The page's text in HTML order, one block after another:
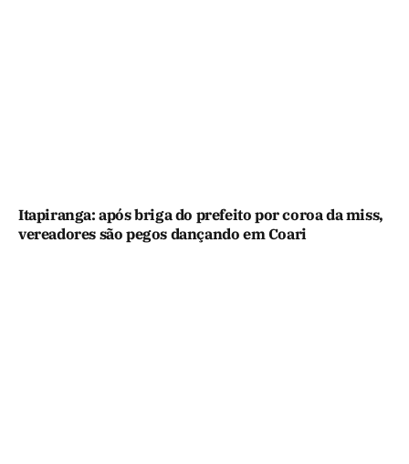
Itapiranga: após briga do prefeito por coroa da miss,
vereadores são pegos dançando em Coari